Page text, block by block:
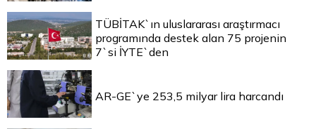
TÜBİTAK`ın uluslararası araştırmacı
programında destek alan 75 projenin
7`si İYTE`den
AR-GE`ye 253,5 milyar lira harcandı